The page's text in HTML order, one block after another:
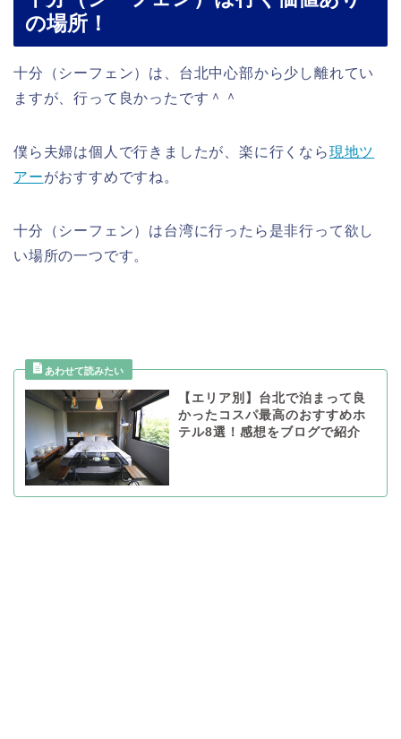
の場所！
十分（シーフェン）は、台北中心部から少し離れてい
ますが、行って良かったです＾＾
僕ら夫婦は個人で行きましたが、楽に行くなら現地ツ
アーがおすすめですね。
十分（シーフェン）は台湾に行ったら是非行って欲し
い場所の一つです。
【エリア別】台北で泊まって良
かったコスパ最高のおすすめホ
テル8選！感想をブログで紹介